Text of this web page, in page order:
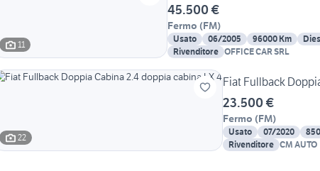
11
45.500 €
Fermo (FM)
Usato 06/2005 96000 Km
Rivenditore OFFICE CAR SRL
22
Fiat Fullback
23.500 €
Fermo (FM)
Usato 07/2020
Rivenditore CM AUTO